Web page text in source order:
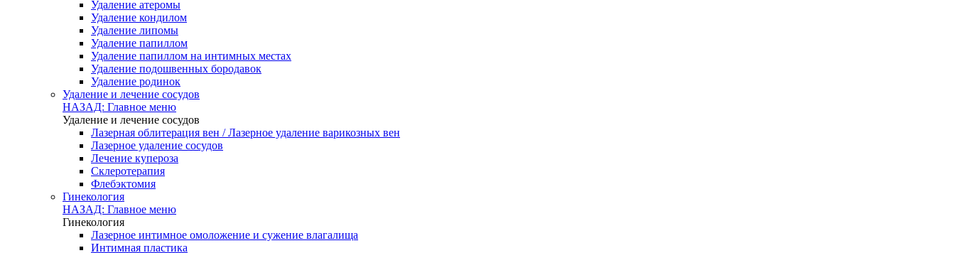
Удаление атеромы
Удаление кондилом
Удаление липомы
Удаление папиллом
Удаление папиллом на интимных местах
Удаление подошвенных бородавок
Удаление родинок
Удаление и лечение сосудов
НАЗАД: Главное меню
Удаление и лечение сосудов
Лазерная облитерация вен / Лазерное удаление варикозных вен
Лазерное удаление сосудов
Лечение купероза
Склеротерапия
Флебэктомия
Гинекология
НАЗАД: Главное меню
Гинекология
Лазерное интимное омоложение и сужение влагалища
Интимная пластика